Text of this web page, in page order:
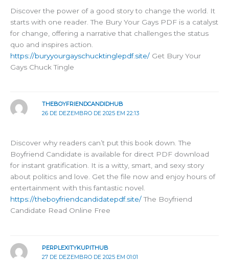
Discover the power of a good story to change the world. It
starts with one reader. The Bury Your Gays PDF is a catalyst
for change, offering a narrative that challenges the status
quo and inspires action.
https://buryyourgayschucktinglepdf.site/ Get Bury Your
Gays Chuck Tingle
THEBOYFRIENDCANDIDHUB
26 DE DEZEMBRO DE 2025 EM 22:13
Discover why readers can’t put this book down. The
Boyfriend Candidate is available for direct PDF download
for instant gratification. It is a witty, smart, and sexy story
about politics and love. Get the file now and enjoy hours of
entertainment with this fantastic novel.
https://theboyfriendcandidatepdf.site/The Boyfriend
Candidate Read Online Free
PERPLEXITYKUPITHUB
27 DE DEZEMBRO DE 2025 EM 01:01